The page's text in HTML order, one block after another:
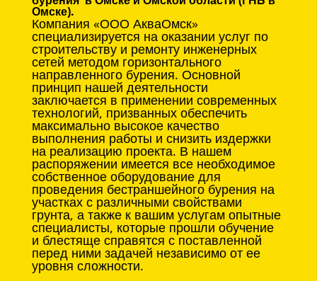
Омске).
Компания «ООО АкваОмск»
специализируется на оказании услуг по
строительству и ремонту инженерных
сетей методом горизонтального
направленного бурения. Основной
принцип нашей деятельности
заключается в применении современных
технологий, призванных обеспечить
максимально высокое качество
выполнения работы и снизить издержки
на реализацию проекта. В нашем
распоряжении имеется все необходимое
собственное оборудование для
проведения бестраншейного бурения на
участках с различными свойствами
грунта, а также к вашим услугам опытные
специалисты, которые прошли обучение
и блестяще справятся с поставленной
перед ними задачей независимо от ее
уровня сложности.